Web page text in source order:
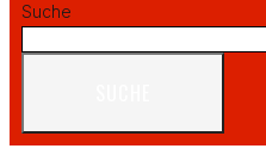
Suche